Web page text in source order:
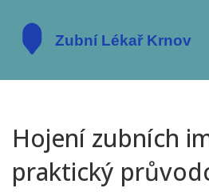
Hojení zubních
praktický